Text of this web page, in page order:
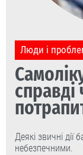
Люди і
Деякі звичні
небезпечними.